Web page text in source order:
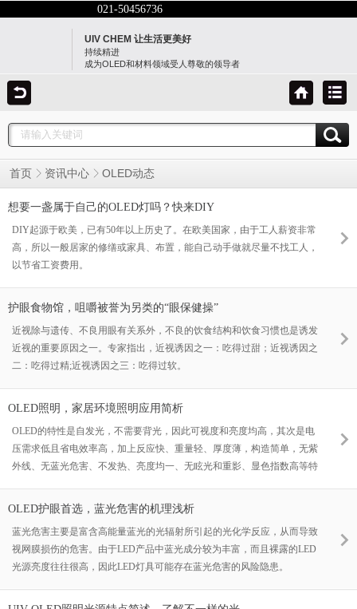
021-50456736
UIV CHEM 让生活更美好
持续精进
成为OLED和材料领域受人尊敬的领导者
首页 资讯中心 OLED动态
想要一盏属于自己的OLED灯吗？快来DIY
DIY起源于欧美，已有50年以上历史了。在欧美国家，由于工人薪资非常
高，所以一般居家的修缮或家具、布置，能自己动手做就尽量不找工人，
以节省工资费用。
护眼食物馆，咀嚼被誉为另类的“眼保健操”
近视除与遗传、不良用眼有关系外，不良的饮食结构和饮食习惯也是诱发
近视的重要原因之一。专家指出，近视诱因之一：吃得过甜；近视诱因之
二：吃得过精;近视诱因之三：吃得过软。
OLED照明，家居环境照明应用简析
OLED的特性是自发光，不需要背光，因此可视度和亮度均高，其次是电
压需求低且省电效率高，加上反应快、重量轻、厚度薄，构造简单，无紫
外线、无蓝光危害、不发热、亮度均一、无眩光和重影、显色指数高等特
OLED护眼首选，蓝光危害的机理浅析
蓝光危害主要是富含高能量蓝光的光辐射所引起的光化学反应，从而导致
视网膜损伤的危害。由于LED产品中蓝光成分较为丰富，而且裸露的LED
光源亮度往往很高，因此LED灯具可能存在蓝光危害的风险隐患。